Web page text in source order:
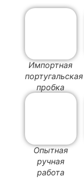
Импортная
португальская
пробка
Опытная
ручная
работа